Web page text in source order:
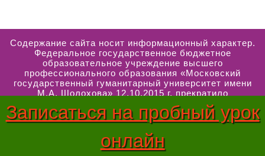
Записаться на пробный урок
онлайн
Содержание сайта носит информационный характер.
Федеральное государственное бюджетное
образовательное учреждение высшего
профессионального образования «Московский
государственный гуманитарный университет имени
М.А. Шолохова» 12.10.2015 г. прекратило
деятельность в результате реорганизации в форме
присоединения к федеральному государственному
бюджетному образовательному учреждению высшего
профессионального образования «Московский
педагогический государственный университет».